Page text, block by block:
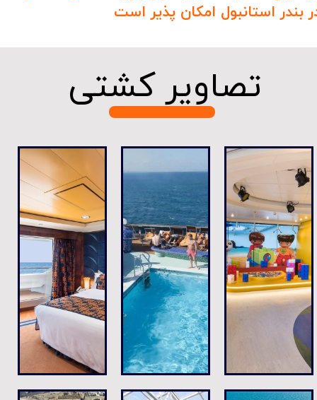
بندر استانبول امکان پذیر است
​​​​​تصاویر کشتی